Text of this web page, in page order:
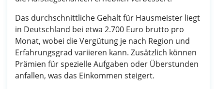
Das durchschnittliche Gehalt für Hausmeister liegt
in Deutschland bei etwa 2.700 Euro brutto pro
Monat, wobei die Vergütung je nach Region und
Erfahrungsgrad variieren kann. Zusätzlich können
Prämien für spezielle Aufgaben oder Überstunden
anfallen, was das Einkommen steigert.